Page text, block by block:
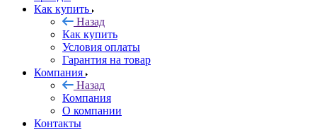
Как купить
Назад
Как купить
Условия оплаты
Гарантия на товар
Компания
Назад
Компания
О компании
Контакты